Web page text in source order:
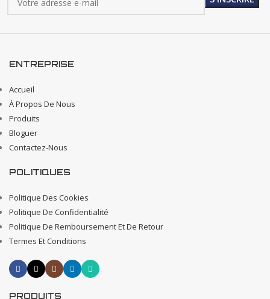
ENTREPRISE
Accueil
À Propos De Nous
Produits
Bloguer
Contactez-Nous
POLITIQUES
Politique Des Cookies
Politique De Confidentialité
Politique De Remboursement Et De Retour
Termes Et Conditions
PRODUITS